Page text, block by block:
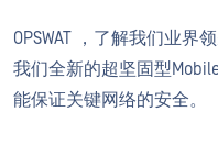
OPSWAT ，了解我们业界
我们全新的超坚固型
能保证关键网络的安全。